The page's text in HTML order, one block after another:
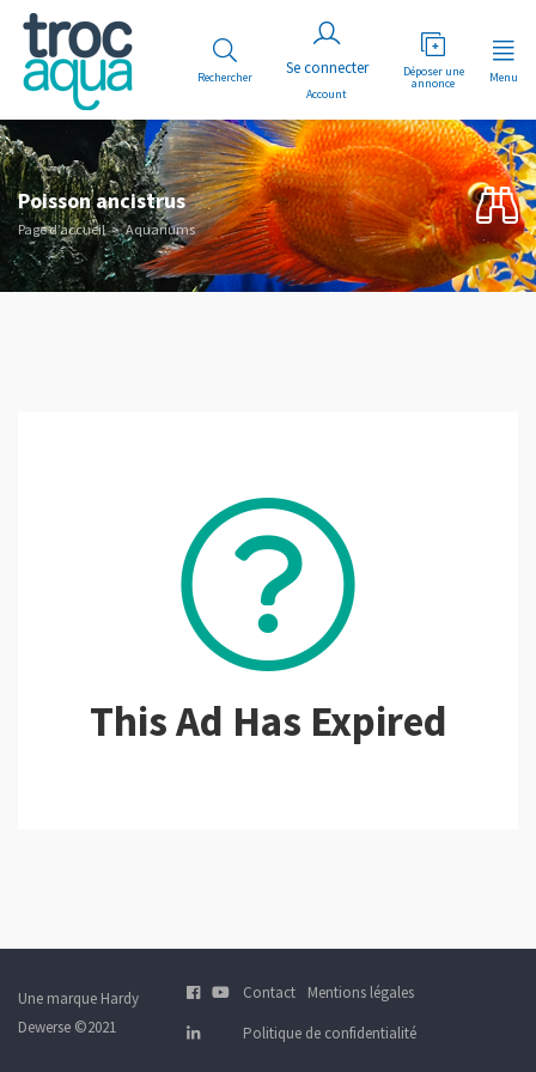
Rechercher
Account
Déposer une
annonce Menu
Poisson ancistrus
Page d’accueil Aquariums
This Ad Has Expired
Une marque Hardy
Dewerse ©2021
Contact
Mentions légales
Politique de confidentialité